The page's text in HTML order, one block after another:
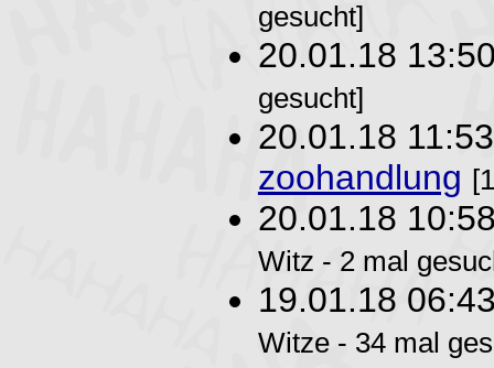
gesucht]
20.01.18
gesucht]
20.01.18
zoohandlung
20.01.18
Witz - 2 mal
19.01.18
Witze - 34 mal